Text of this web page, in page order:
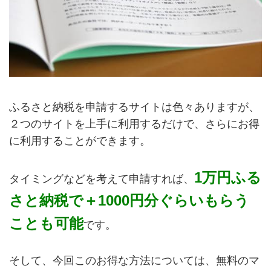
ふるさと納税を申請するサイトは色々ありますが、
２つのサイトを上手に利用するだけで、さらにお得
に利用することができます。
タイミングなどを考えて申請すれば、 1万円ふる
さと納税で＋1000円分ぐらいもらう
ことも可能です。
そして、今回このお得な方法については、無料のマ